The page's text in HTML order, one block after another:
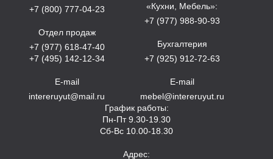
+7 (800) 777-04-23
Отдел продаж
+7 (977) 618-47-40
+7 (495) 142-12-34
E-mail
intereruyut@mail.ru
«Кухни, Мебель»:
+7 (977) 988-90-93
Бухгалтерия
+7 (925) 912-72-63
E-mail
mebel@intereruyut.ru
График работы:
Пн-Пт 9.30-19.30
Сб-Вс 10.00-18.30
Адрес: